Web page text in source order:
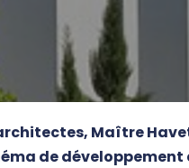
Maître
de